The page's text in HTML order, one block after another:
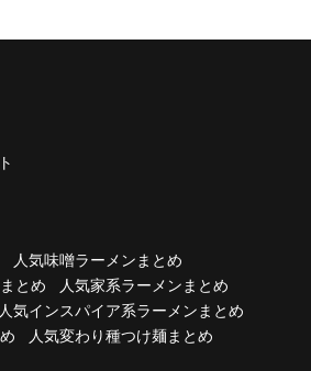
人気味噌ラーメンまとめ
とめ
人気家系ラーメンまとめ
人気インスパイア系ラーメンまとめ
人気変わり種つけ麺まとめ